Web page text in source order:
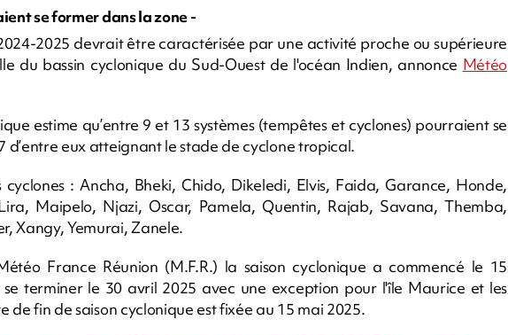
se former dans la zone -
2025 devrait être caractérisée par une activité proche ou supérieure
du bassin cyclonique du Sud-Ouest de l'océan Indien, annonce Météo
estime qu’entre 9 et 13 systèmes (tempêtes et cyclones) pourraient se
d’entre eux atteignant le stade de cyclone tropical.
cyclones : Ancha, Bheki, Chido, Dikeledi, Elvis, Faida, Garance, Honde,
Maipelo, Njazi, Oscar, Pamela, Quentin, Rajab, Savana, Themba,
Xangy, Yemurai, Zanele.
France Réunion (M.F.R.) la saison cyclonique a commencé le 15
terminer le 30 avril 2025 avec une exception pour l'île Maurice et les
de fin de saison cyclonique est fixée au 15 mai 2025.